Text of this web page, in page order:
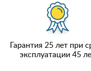
Гарантия 25 лет при
эксплуатации 45